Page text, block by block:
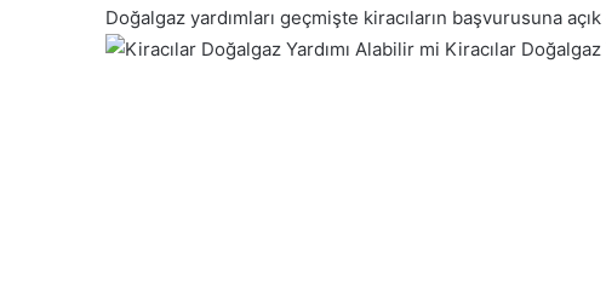
Doğalgaz yardımları geçmişte kiracıların başvurusuna
Kiracılar Doğalgaz